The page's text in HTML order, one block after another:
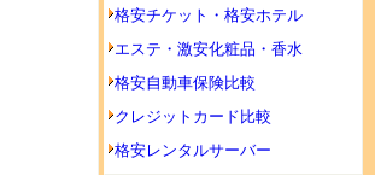
格安チケット・格安ホテル
エステ・激安化粧品・香水
格安自動車保険比較
クレジットカード比較
格安レンタルサーバー